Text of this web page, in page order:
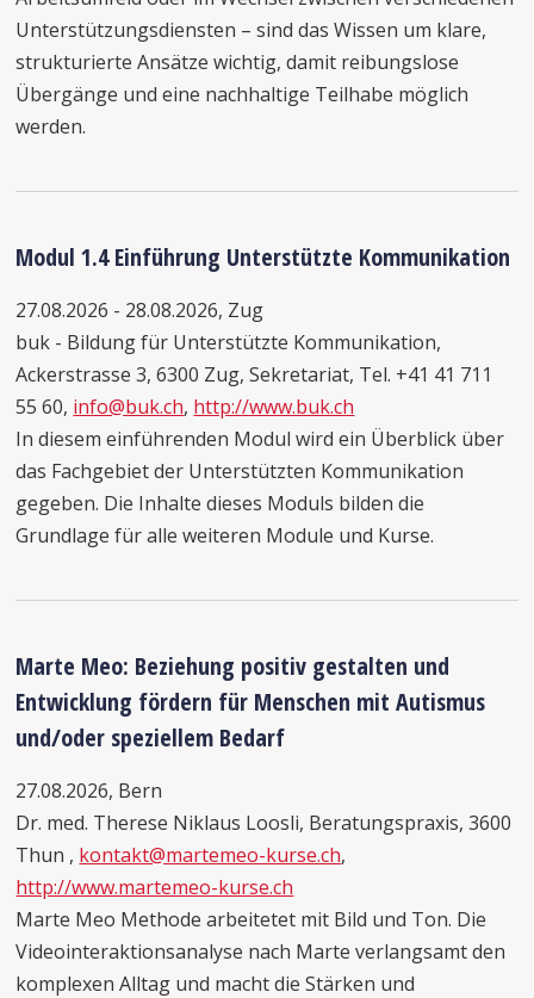
Unterstützungsdiensten – sind das Wissen um klare,
strukturierte Ansätze wichtig, damit reibungslose
Übergänge und eine nachhaltige Teilhabe möglich
werden.
Modul 1.4 Einführung Unterstützte Kommunikation
27.08.2026 - 28.08.2026, Zug
buk - Bildung für Unterstützte Kommunikation,
Ackerstrasse 3, 6300 Zug, Sekretariat, Tel. +41 41 711
55 60, info@buk.ch, http://www.buk.ch
In diesem einführenden Modul wird ein Überblick über
das Fachgebiet der Unterstützten Kommunikation
gegeben. Die Inhalte dieses Moduls bilden die
Grundlage für alle weiteren Module und Kurse.
Marte Meo: Beziehung positiv gestalten und
Entwicklung fördern für Menschen mit Autismus
und/oder speziellem Bedarf
27.08.2026, Bern
Dr. med. Therese Niklaus Loosli, Beratungspraxis, 3600
Thun , kontakt@martemeo-kurse.ch,
http://www.martemeo-kurse.ch
Marte Meo Methode arbeitetet mit Bild und Ton. Die
Videointeraktionsanalyse nach Marte verlangsamt den
komplexen Alltag und macht die Stärken und